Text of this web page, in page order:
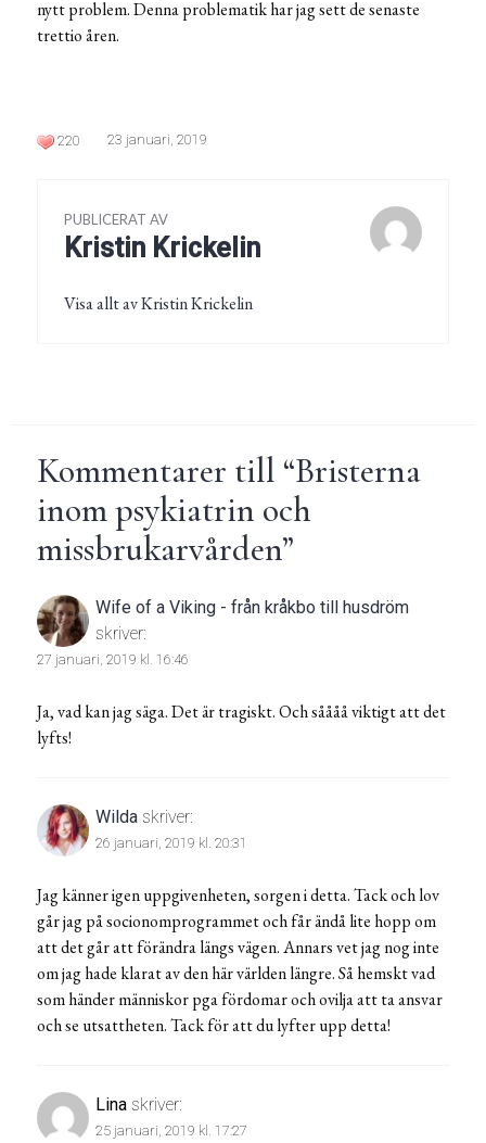
nytt problem. Denna problematik har jag sett de senaste
trettio åren.
220 23 januari, 2019
PUBLICERAT AV
Kristin Krickelin
Visa allt av Kristin Krickelin
Kommentarer till “Bristerna
inom psykiatrin och
missbrukarvården”
Wife of a Viking - från kråkbo till husdröm
skriver:
27 januari, 2019 kl. 16:46
Ja, vad kan jag säga. Det är tragiskt. Och såååå viktigt att det
lyfts!
Wilda skriver:
26 januari, 2019 kl. 20:31
Jag känner igen uppgivenheten, sorgen i detta. Tack och lov
går jag på socionomprogrammet och får ändå lite hopp om
att det går att förändra längs vägen. Annars vet jag nog inte
om jag hade klarat av den här världen längre. Så hemskt vad
som händer människor pga fördomar och ovilja att ta ansvar
och se utsattheten. Tack för att du lyfter upp detta!
Lina skriver:
25 januari, 2019 kl. 17:27